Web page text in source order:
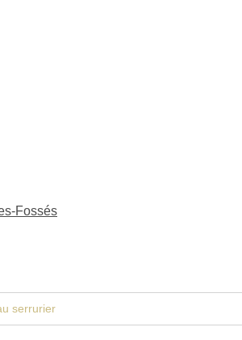
Fossés
serrurier